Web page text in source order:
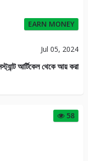
EARN MONEY
Jul 05, 2024
আর্টিকেল থেকে আয় করা
58